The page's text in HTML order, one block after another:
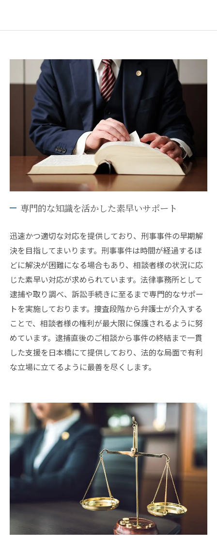
専門的な知識を活かした素早いサポート
迅速かつ適切な対応を提供しており、刑事事件の早期解
決を目指してまいります。刑事事件は時間が経過するほ
どに解決が困難になる場合もあり、相談者様の状況に応
じた素早い対応が求められています。法律事務所として
逮捕や取り調べ、訴訟手続きに至るまで専門的なサポー
トを実施しております。捜査段階から弁護士が介入する
ことで、相談者様の権利が最大限に保護されるように努
めています。逮捕直後のご相談から事件の終結まで一貫
した支援を日本橋にて提供しており、法的な局面で有利
な立場に立てるように最善を尽くします。